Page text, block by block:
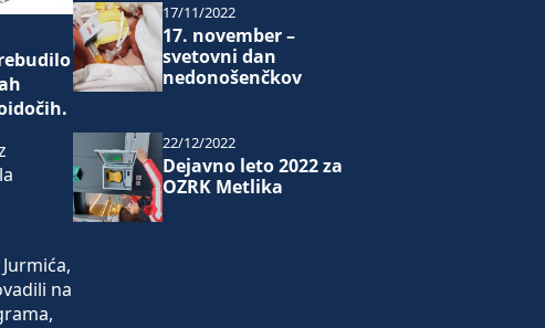
na
17. november –
svetovni dan
nedonošenčkov
17/11/2022
Dejavno leto 2022 za
OZRK Metlika
22/12/2022